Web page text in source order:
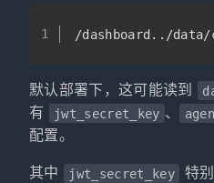
1 /dashboard../data/
默认部署下，这可能读到
有
jwt_secret_key 、
配置。
其中 jwt_secret_key
特